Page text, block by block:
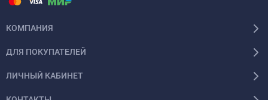
КОМПАНИЯ
ДЛЯ ПОКУПАТЕЛЕЙ
ЛИЧНЫЙ КАБИНЕТ